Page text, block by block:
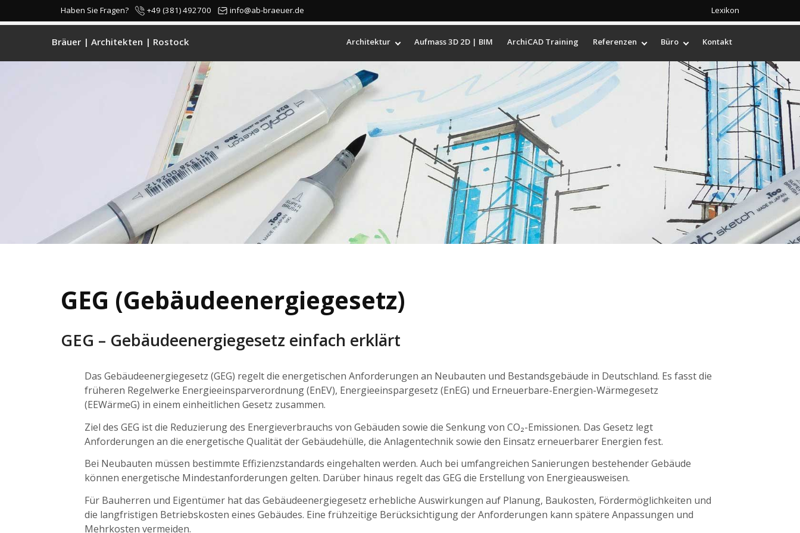
Haben Sie Fragen? +49 (381) 492700 info@ab-braeuer.de Lexikon
Bräuer | Architekten | Rostock Architektur Aufmass 3D 2D | BIM ArchiCAD Training Referenzen Büro Kontakt
GEG (Gebäudeenergiegesetz)
GEG – Gebäudeenergiegesetz einfach erklärt
Das Gebäudeenergiegesetz (GEG) regelt die energetischen Anforderungen an Neubauten und Bestandsgebäude in Deutschland. Es fasst die
früheren Regelwerke Energieeinsparverordnung (EnEV), Energieeinspargesetz (EnEG) und Erneuerbare-Energien-Wärmegesetz
(EEWärmeG) in einem einheitlichen Gesetz zusammen.
Ziel des GEG ist die Reduzierung des Energieverbrauchs von Gebäuden sowie die Senkung von CO₂-Emissionen. Das Gesetz legt
Anforderungen an die energetische Qualität der Gebäudehülle, die Anlagentechnik sowie den Einsatz erneuerbarer Energien fest.
Bei Neubauten müssen bestimmte Effizienzstandards eingehalten werden. Auch bei umfangreichen Sanierungen bestehender Gebäude
können energetische Mindestanforderungen gelten. Darüber hinaus regelt das GEG die Erstellung von Energieausweisen.
Für Bauherren und Eigentümer hat das Gebäudeenergiegesetz erhebliche Auswirkungen auf Planung, Baukosten, Fördermöglichkeiten und
die langfristigen Betriebskosten eines Gebäudes. Eine frühzeitige Berücksichtigung der Anforderungen kann spätere Anpassungen und
Mehrkosten vermeiden.